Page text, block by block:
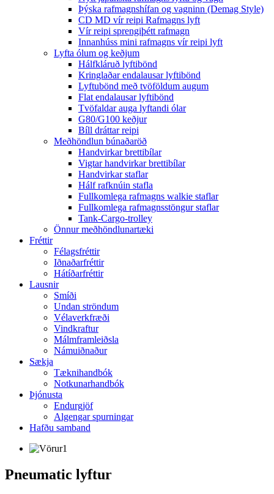
Þýska rafmagnshífan og vagninn (Demag Style)
CD MD vír reipi Rafmagns lyft
Vír reipi sprengiþétt rafmagn
Innanhúss mini rafmagns vír reipi lyft
Lyfta ólum og keðjum
Hálfkláruð lyftibönd
Kringlaðar endalausar lyftibönd
Lyftubönd með tvöföldum augum
Flat endalausar lyftibönd
Tvöfaldar auga lyftandi ólar
G80/G100 keðjur
Bíll dráttar reipi
Meðhöndlun búnaðaröð
Handvirkar brettibílar
Vigtar handvirkar brettibílar
Handvirkar staflar
Hálf rafknúin stafla
Fullkomlega rafmagns walkie staflar
Fullkomlega rafmagnsstöngur staflar
Tank-Cargo-trolley
Önnur meðhöndlunartæki
Fréttir
Félagsfréttir
Iðnaðarfréttir
Hátíðarfréttir
Lausnir
Smíði
Undan ströndum
Vélaverkfræði
Vindkraftur
Málmframleiðsla
Námuiðnaður
Sækja
Tæknihandbók
Notkunarhandbók
Þjónusta
Endurgjöf
Algengar spurningar
Hafðu samband
Pneumatic lyftur